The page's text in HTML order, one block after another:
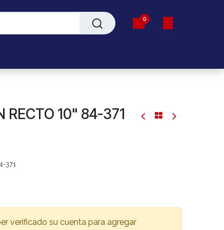
0
RECTO 10" 84-371
371
verificado su cuenta para agregar